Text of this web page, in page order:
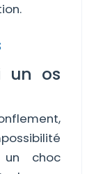
un os
choc